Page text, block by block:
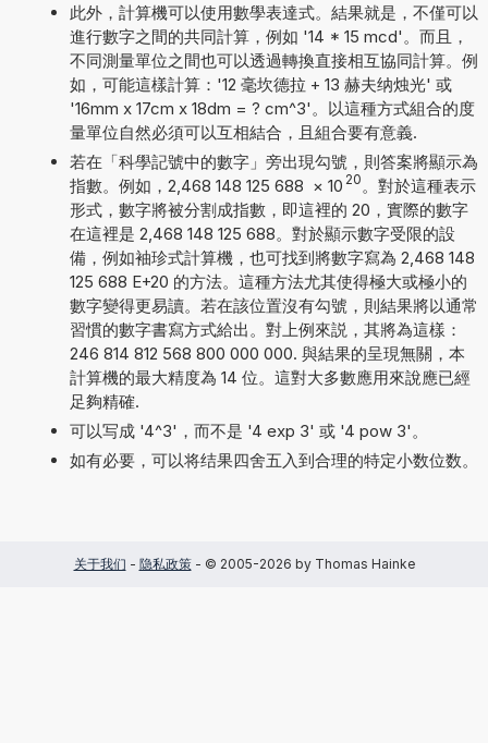
此外，計算機可以使用數學表達式。結果就是，不僅可以
進行數字之間的共同計算，例如 '14 * 15 mcd'。而且，
不同測量單位之間也可以透過轉換直接相互協同計算。例
如，可能這樣計算：'12 毫坎德拉 + 13 赫夫纳烛光' 或
'16mm x 17cm x 18dm = ? cm^3'。以這種方式組合的度
量單位自然必須可以互相結合，且組合要有意義.
若在「科學記號中的數字」旁出現勾號，則答案將顯示為
指數。例如，2,468 148 125 688 × 10 20 。對於這種表示
形式，數字將被分割成指數，即這裡的 20，實際的數字
在這裡是 2,468 148 125 688。對於顯示數字受限的設
備，例如袖珍式計算機，也可找到將數字寫為 2,468 148
125 688 E+20 的方法。這種方法尤其使得極大或極小的
數字變得更易讀。若在該位置沒有勾號，則結果將以通常
習慣的數字書寫方式給出。對上例來説，其將為這樣：
246 814 812 568 800 000 000. 與結果的呈現無關，本
計算機的最大精度為 14 位。這對大多數應用來說應已經
足夠精確.
可以写成 '4^3'，而不是 '4 exp 3' 或 '4 pow 3'。
如有必要，可以将结果四舍五入到合理的特定小数位数。
关于我们 - 隐私政策- © 2005-2026 by Thomas Hainke